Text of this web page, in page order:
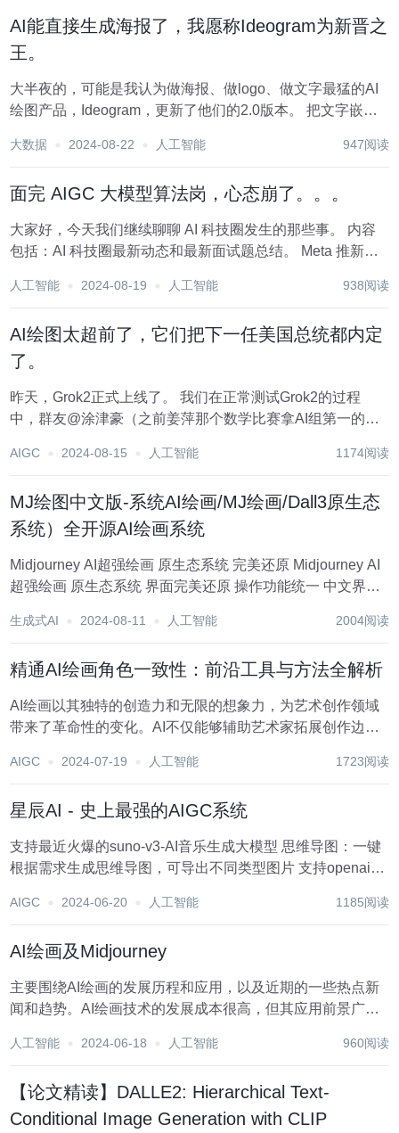
AI能直接生成海报了，我愿称Ideogram为新晋之
王。
大半夜的，可能是我认为做海报、做logo、做文字最猛的AI
绘图产品，Ideogram，更新了他们的2.0版本。 把文字嵌入
知道Ideogram。 在AI绘图里面，这个产品确实也有一点冷
大数据 2024-08-22 人工智能 947阅读
面完 AIGC 大模型算法岗，心态崩了。。。
大家好，今天我们继续聊聊 AI 科技圈发生的那些事。 内容
包括：AI 科技圈最新动态和最新面试题总结。 Meta 推新一
接：https://ai.meta.com/blog/se...
人工智能 2024-08-19 人工智能 938阅读
AI绘图太超前了，它们把下一任美国总统都内定
了。
昨天，Grok2正式上线了。 我们在正常测试Grok2的过程
中，群友@涂津豪（之前姜萍那个数学比赛拿AI组第一的天
跟Gork2说，给我画“下一任美国总统的照片”，Grok2出来的
AIGC 2024-08-15 人工智能 1174阅读
MJ绘图中文版-系统AI绘画/MJ绘画/Dall3原生态
系统）全开源AI绘画系统
Midjourney AI超强绘画 原生态系统 完美还原 Midjourney AI
超强绘画 原生态系统 界面完美还原 操作功能统一 中文界面
自己搭建中转站Midjourney-Proxy-Plus...
生成式AI 2024-08-11 人工智能 2004阅读
精通AI绘画角色一致性：前沿工具与方法全解析
AI绘画以其独特的创造力和无限的想象力，为艺术创作领域
带来了革命性的变化。AI不仅能够辅助艺术家拓展创作边
达的多样性和创新性。 AI绘画技术的深度应用，急需解决的
AIGC 2024-07-19 人工智能 1723阅读
星辰AI - 史上最强的AIGC系统
支持最近火爆的suno-v3-AI音乐生成大模型 思维导图：一键
根据需求生成思维导图，可导出不同类型图片 支持openai发
端、平板等设备 ? 支持联网模式、...
AIGC 2024-06-20 人工智能 1185阅读
AI绘画及Midjourney
主要围绕AI绘画的发展历程和应用，以及近期的一些热点新
闻和趋势。AI绘画技术的发展成本很高，但其应用前景广
年华裔人工智能科学家吴恩达跟美国计算机科学家杰夫 迪
人工智能 2024-06-18 人工智能 960阅读
【论文精读】DALLE2: Hierarchical Text-
Conditional Image Generation with CLIP